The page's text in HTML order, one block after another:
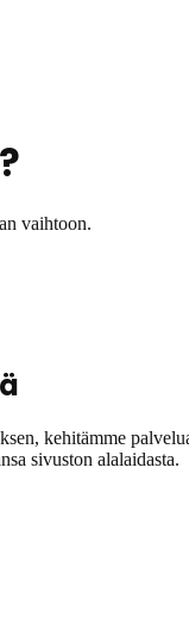
vaihtoon.
kehitämme
sivuston alalaidasta.